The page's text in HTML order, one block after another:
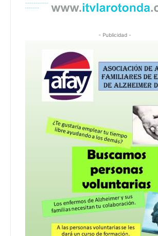
- Publicidad -